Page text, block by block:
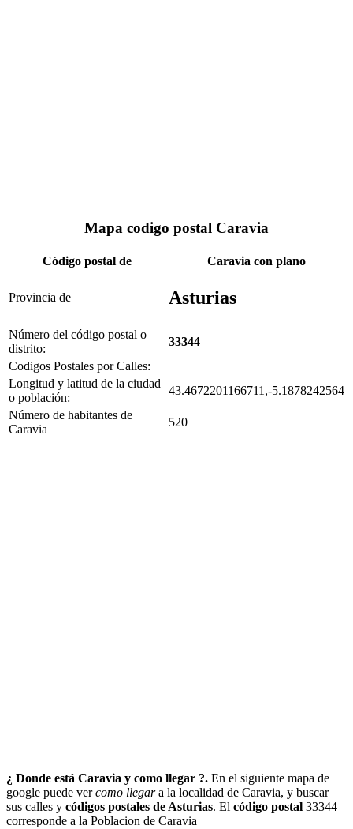
Mapa codigo postal Caravia
Código postal de Caravia con plano
Provincia de Asturias
Número del código postal o
distrito:
33344
Codigos Postales por Calles:
Longitud y latitud de la ciudad
o población:
43.4672201166711,-5.1878242564
Número de habitantes de
Caravia
520
¿ Donde está Caravia y como llegar ?. En el siguiente mapa de
google puede vercomo llegara la localidad de Caravia, y buscar
sus calles y códigos postales de Asturias. El código postal 33344
corresponde a la Poblacion de Caravia